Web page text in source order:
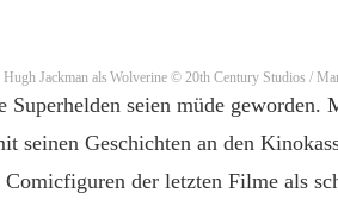
Jackman als Wolverine © 20th Century Studios /
seien müde geworden.
seinen Geschichten an den
der letzten Filme als